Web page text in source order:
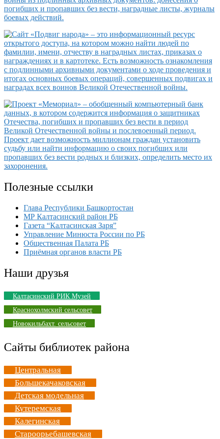
Полезные ссылки
Глава Республики Башкортостан
МР Калтасинский район РБ
Газета “Калтасинская Заря”
Управление Минюста России по РБ
Общественная Палата РБ
Приёмная органов власти РБ
Наши друзья
Калтасинский РИК Музей
Краснохолмский сельсовет
Новокильбахт. сельсовет
Сайты библиотек района
Центральная
Большекачаковская
Детская модельная
Кутеремская
Калегинская
Староорьебашевская